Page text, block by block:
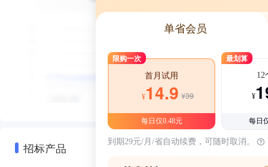
招标产品
单省会员
限购一次
首月试用
¥14.9 ¥39
每日仅0.48元
最划算
12
¥
每日
到期29元/月/省自动续费，可随时取消。